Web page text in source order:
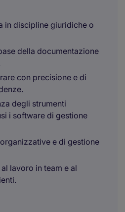
in discipline giuridiche o
della documentazione
con precisione e di
degli strumenti
i software di gestione
e di gestione
lavoro in team e al